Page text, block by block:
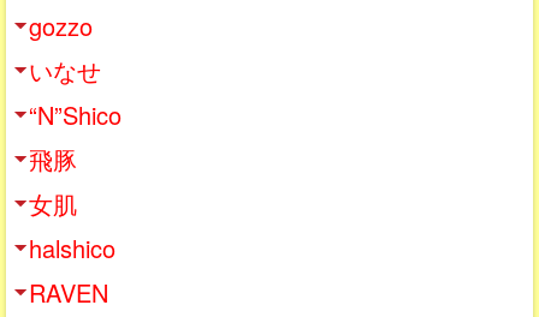
gozzo
いなせ
“N”Shico
飛豚
女肌
halshico
RAVEN